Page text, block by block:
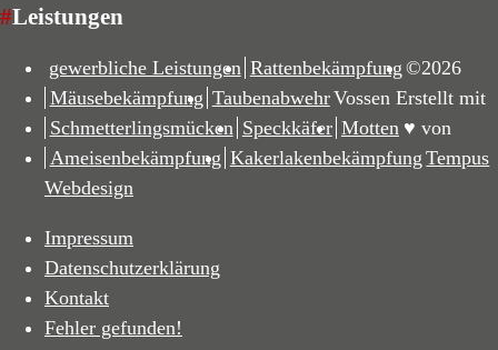
#Leistungen
gewerbliche Leistungen Rattenbekämpfung
Mäusebekämpfung Taubenabwehr
Schmetterlingsmücken Speckkäfer Motten
Ameisenbekämpfung Kakerlakenbekämpfung
©2026
Vossen Erstellt mit
♥ von
Tempus
Webdesign
Impressum
Datenschutzerklärung
Kontakt
Fehler gefunden!